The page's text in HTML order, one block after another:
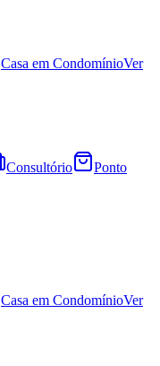
Casa em CondomínioVer
Consultório
Ponto
Casa em CondomínioVer